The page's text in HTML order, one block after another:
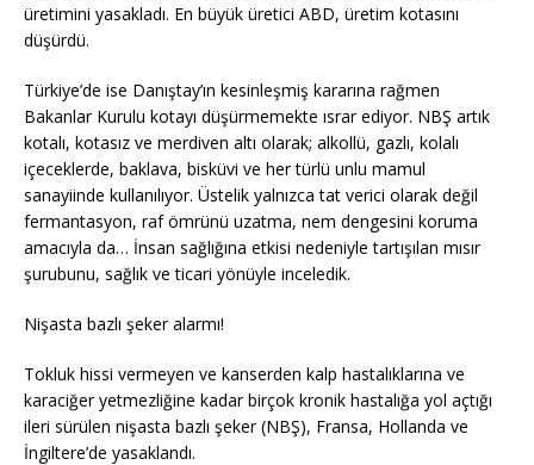
üretimini yasakladı. En büyük üretici ABD, üretim kotasını
düşürdü.
Türkiye’de ise Danıştay’ın kesinleşmiş kararına rağmen
Bakanlar Kurulu kotayı düşürmemekte ısrar ediyor. NBŞ artık
kotalı, kotasız ve merdiven altı olarak; alkollü, gazlı, kolalı
içeceklerde, baklava, bisküvi ve her türlü unlu mamul
sanayiinde kullanılıyor. Üstelik yalnızca tat verici olarak değil
fermantasyon, raf ömrünü uzatma, nem dengesini koruma
amacıyla da… İnsan sağlığına etkisi nedeniyle tartışılan mısır
şurubunu, sağlık ve ticari yönüyle inceledik.
Nişasta bazlı şeker alarmı!
Tokluk hissi vermeyen ve kanserden kalp hastalıklarına ve
karaciğer yetmezliğine kadar birçok kronik hastalığa yol açtığı
ileri sürülen nişasta bazlı şeker (NBŞ), Fransa, Hollanda ve
İngiltere’de yasaklandı.